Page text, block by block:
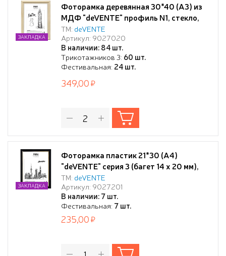
Фоторамка деревянная 30*40 (А3) из
МДФ "deVENTE" профиль N1, стекло,
под миланский орех
ТМ: deVENTE
Артикул: 9027020
В наличии: 84 шт.
Трикотажников 3: 60 шт.
Фестивальная: 24 шт.
ЗАКЛАДКА
349,00
Фоторамка пластик 21*30 (А4)
"deVENTE" серия 3 (багет 14 x 20 мм),
черная с золотом, стекло, задняя
панель - переплетный картон, с
креплением для подвеса, в
термоусадочной пленке
ТМ: deVENTE
Артикул: 9027201
В наличии: 7 шт.
Фестивальная: 7 шт.
ЗАКЛАДКА
235,00